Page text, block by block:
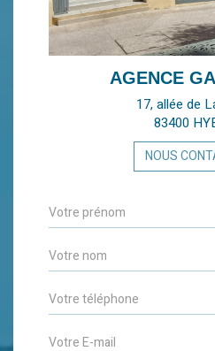
AGENCE
17, allée de
83400
NOUS